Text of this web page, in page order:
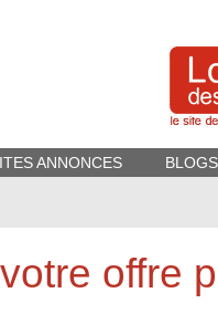
ANNONCES
offre